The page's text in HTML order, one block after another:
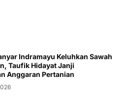
Indramayu Keluhkan Sawah
Taufik Hidayat Janji
Anggaran Pertanian